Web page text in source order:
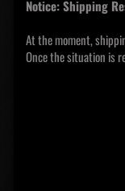
Notice: Shipping
At the moment,
Once the situation is